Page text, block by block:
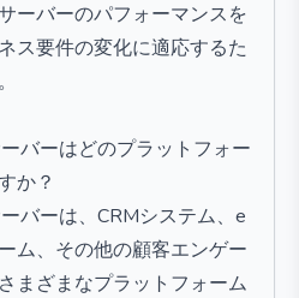
ーバーのパフォーマンスを
ス要件の変化に適応するた
バーはどのプラットフォー
か？
バーは、CRMシステム、e
ム、その他の顧客エンゲー
まざまなプラットフォーム